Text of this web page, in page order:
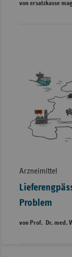
von ersatzkasse
Arzneimittel
Problem
von Prof. Dr. med.